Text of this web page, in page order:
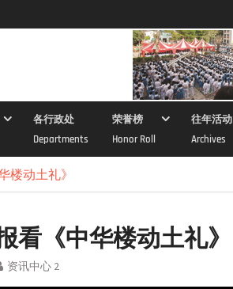
各行政处
Departments
荣誉榜
Honor Roll
往年活动
Archives
楼动土礼》
看《中华楼动土礼》
资讯中心 2